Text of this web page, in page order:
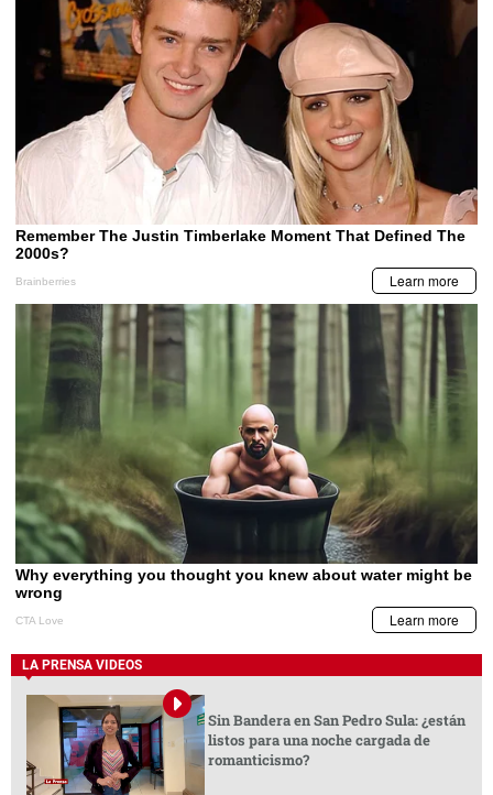
LA PRENSA VIDEOS
Sin Bandera en San Pedro Sula: ¿están
listos para una noche cargada de
romanticismo?